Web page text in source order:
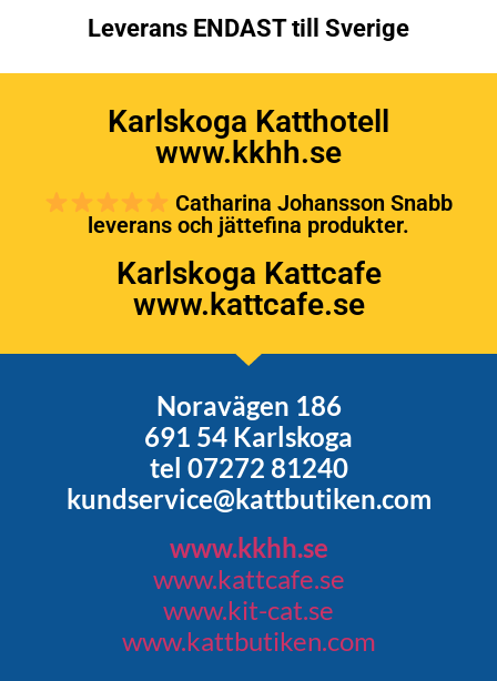
Leverans ENDAST till Sverige
Karlskoga Katthotell
www.kkhh.se
Catharina Johansson Snabb
leverans och jättefina produkter.
Karlskoga Kattcafe
www.kattcafe.se
Noravägen 186
691 54 Karlskoga
tel 07272 81240
kundservice@kattbutiken.com
www.kkhh.se
www.kattcafe.se
www.kit-cat.se
www.kattbutiken.com